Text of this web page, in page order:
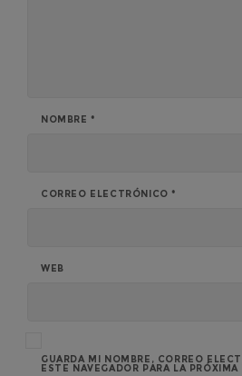
NOMBRE *
CORREO ELECTRÓNICO *
WEB
GUARDA MI NOMBRE, CORREO
ESTE NAVEGADOR PARA LA